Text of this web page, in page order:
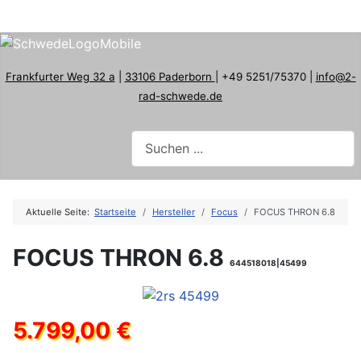
Frankfurter Weg 32 a 33106 Paderborn | +49 5251/75370 | info@2-
rad-schwede.de
Aktuelle Seite: Startseite Hersteller Focus FOCUS THRON 6.8
FOCUS THRON 6.8 644518018|45499
5.799,00 €